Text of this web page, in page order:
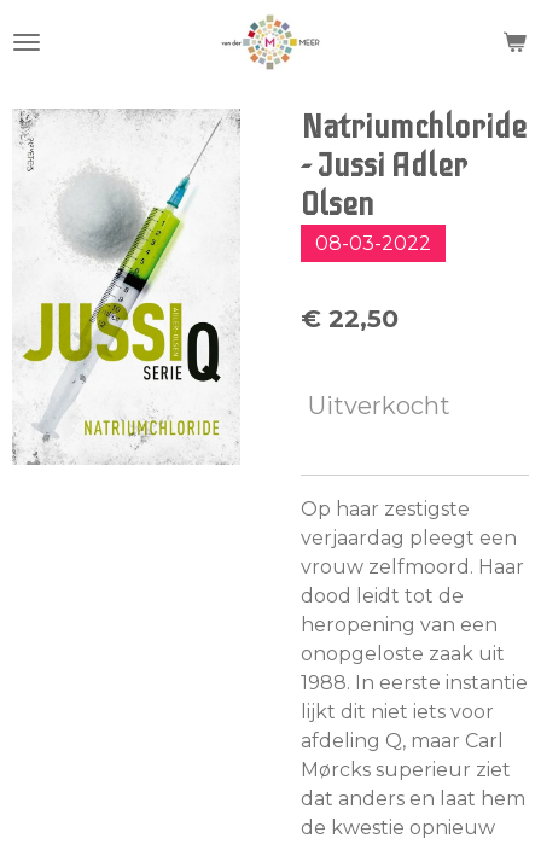
direct
de
hoofdinhoud
Natriumchloride
- Jussi Adler
Olsen
08-03-2022
€ 22,50
Uitverkocht
Op haar zestigste
verjaardag pleegt een
vrouw zelfmoord. Haar
dood leidt tot de
heropening van een
onopgeloste zaak uit
1988. In eerste instantie
lijkt dit niet iets voor
afdeling Q, maar Carl
Mørcks superieur ziet
dat anders en laat hem
de kwestie opnieuw